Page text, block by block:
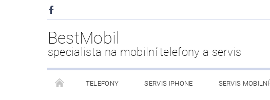
BestMobil
specialista na mobilní telefony a servis
TELEFONY SERVIS IPHONE SERVIS